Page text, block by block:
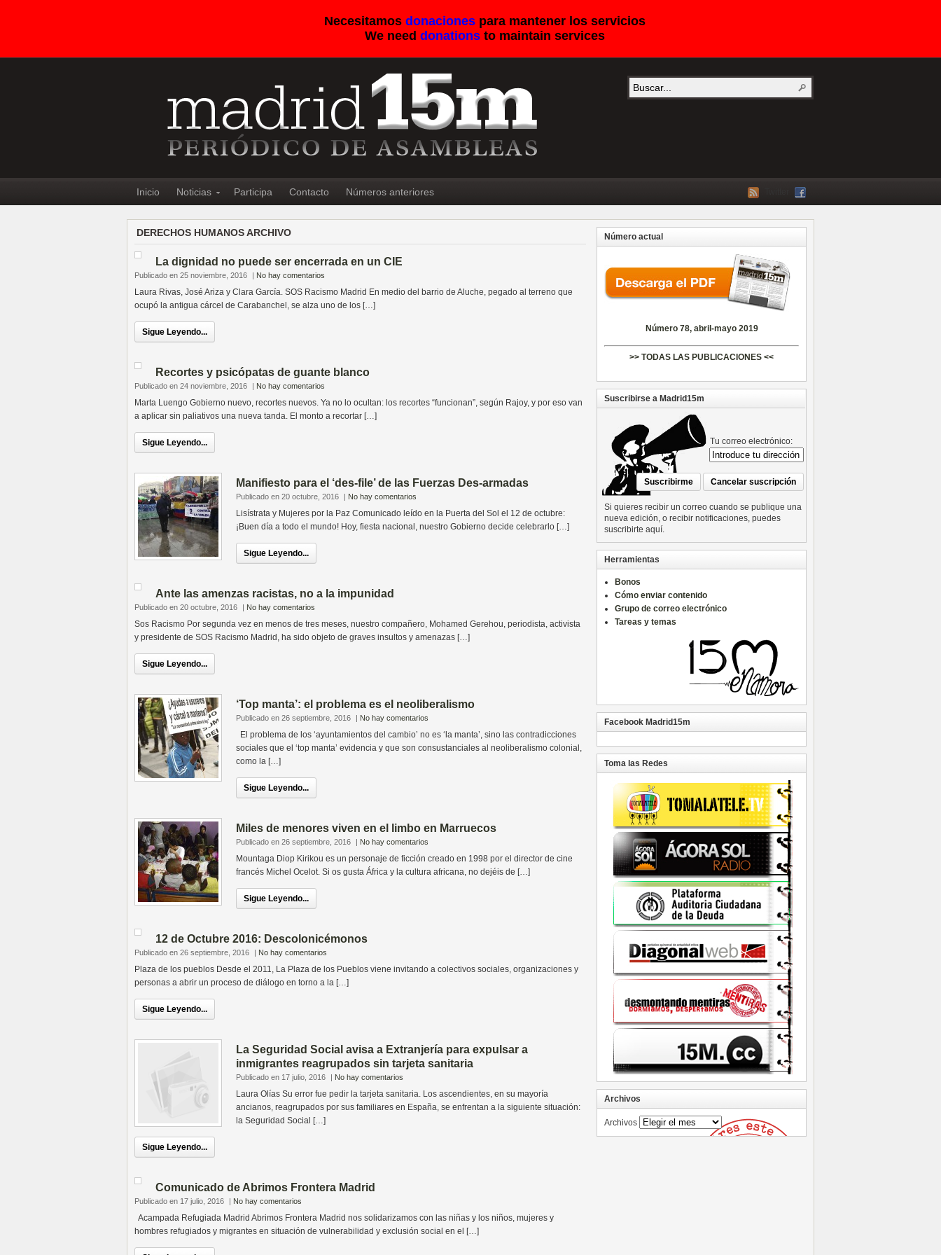
Necesitamos donacionespara mantener los servicios
We need donationsto maintain services
Inicio Noticias Participa Contacto Números anteriores
DERECHOS HUMANOS ARCHIVO
La dignidad no puede ser encerrada en un CIE
Publicado en 25 noviembre, 2016 | No hay comentarios
Laura Rivas, José Ariza y Clara García. SOS Racismo Madrid En medio del barrio de Aluche, pegado al terreno que
ocupó la antigua cárcel de Carabanchel, se alza uno de los […]
Sigue Leyendo...
Recortes y psicópatas de guante blanco
Publicado en 24 noviembre, 2016 | No hay comentarios
Marta Luengo Gobierno nuevo, recortes nuevos. Ya no lo ocultan: los recortes “funcionan”, según Rajoy, y por eso van
a aplicar sin paliativos una nueva tanda. El monto a recortar […]
Sigue Leyendo...
Manifiesto para el ‘des-file’ de las Fuerzas Des-armadas
Publicado en 20 octubre, 2016 | No hay comentarios
Lisístrata y Mujeres por la Paz Comunicado leído en la Puerta del Sol el 12 de octubre:
¡Buen día a todo el mundo! Hoy, fiesta nacional, nuestro Gobierno decide celebrarlo […]
Sigue Leyendo...
Ante las amenzas racistas, no a la impunidad
Publicado en 20 octubre, 2016 | No hay comentarios
Sos Racismo Por segunda vez en menos de tres meses, nuestro compañero, Mohamed Gerehou, periodista, activista
y presidente de SOS Racismo Madrid, ha sido objeto de graves insultos y amenazas […]
Sigue Leyendo...
‘Top manta’: el problema es el neoliberalismo
Publicado en 26 septiembre, 2016 | No hay comentarios
El problema de los ‘ayuntamientos del cambio’ no es ‘la manta’, sino las contradicciones
sociales que el ‘top manta’ evidencia y que son consustanciales al neoliberalismo colonial,
como la […]
Sigue Leyendo...
Miles de menores viven en el limbo en Marruecos
Publicado en 26 septiembre, 2016 | No hay comentarios
Mountaga Diop Kirikou es un personaje de ficción creado en 1998 por el director de cine
francés Michel Ocelot. Si os gusta África y la cultura africana, no dejéis de […]
Sigue Leyendo...
12 de Octubre 2016: Descolonicémonos
Publicado en 26 septiembre, 2016 | No hay comentarios
Plaza de los pueblos Desde el 2011, La Plaza de los Pueblos viene invitando a colectivos sociales, organizaciones y
personas a abrir un proceso de diálogo en torno a la […]
Sigue Leyendo...
La Seguridad Social avisa a Extranjería para expulsar a
inmigrantes reagrupados sin tarjeta sanitaria
Publicado en 17 julio, 2016 | No hay comentarios
Laura Olías Su error fue pedir la tarjeta sanitaria. Los ascendientes, en su mayoría
ancianos, reagrupados por sus familiares en España, se enfrentan a la siguiente situación:
la Seguridad Social […]
Sigue Leyendo...
Comunicado de Abrimos Frontera Madrid
Publicado en 17 julio, 2016 | No hay comentarios
Acampada Refugiada Madrid Abrimos Frontera Madrid nos solidarizamos con las niñas y los niños, mujeres y
hombres refugiados y migrantes en situación de vulnerabilidad y exclusión social en el […]
Número actual
Número 78, abril-mayo 2019
>> TODAS LAS PUBLICACIONES <<
Suscribirse a Madrid15m
Tu correo electrónico:
Si quieres recibir un correo cuando se publique una
nueva edición, o recibir notificaciones, puedes
suscribirte aquí.
Herramientas
Bonos
Cómo enviar contenido
Grupo de correo electrónico
Tareas y temas
Facebook Madrid15m
Toma las Redes
Archivos
Archivos